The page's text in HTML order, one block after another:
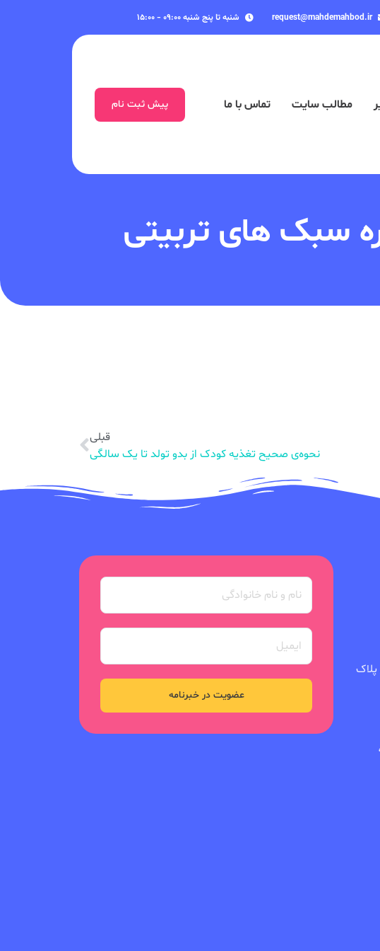
request@mahdemahbod.ir شنبه تا پنج شنبه ۰۹:۰۰ - ۱۵:۰۰
مطالب سایت تماس با ما پیش ثبت نام
سبک های تربیتی
قبلی
نحوه‌ی صحیح تغذیه کودک از بدو تولد تا یک سالگی
عضویت در خبرنامه